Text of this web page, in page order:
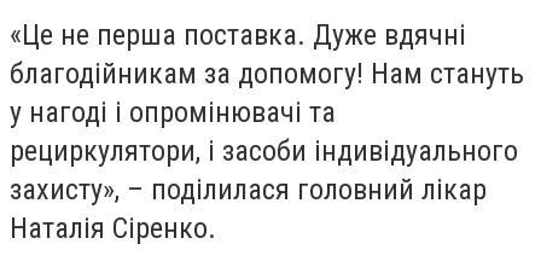
«Це не перша поставка. Дуже вдячні
благодійникам за допомогу! Нам стануть
у нагоді і опромінювачі та
рециркулятори, і засоби індивідуального
захисту», – поділилася головний лікар
Наталія Сіренко.